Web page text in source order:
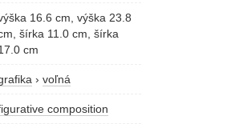
16.6 cm, výška 23.8
šírka 11.0 cm, šírka
cm
› voľná
composition